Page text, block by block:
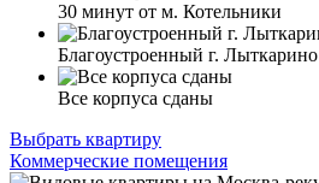
30 минут от м. Котельники
Благоустроенный г. Лыткарино
Все корпуса сданы
Выбрать квартиру
Коммерческие помещения